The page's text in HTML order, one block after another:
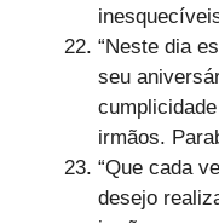
“Neste dia
seu
irmãos.
“Que cada
desejo